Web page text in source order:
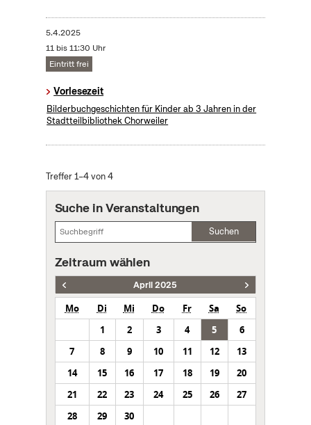
5.4.2025
11 bis 11:30 Uhr
Eintritt frei
Vorlesezeit
Bilderbuchgeschichten für Kinder ab 3 Jahren in der
Stadtteilbibliothek Chorweiler
Treffer 1–4 von 4
Suche in Veranstaltungen
Suchen
Zeitraum wählen
April 2025
Mo Di Mi Do Fr Sa
So
1
2 3 4 5
6
7
8 9 10 11 12
13
14
15 16 17 18 19
20
21
22 23 24 25 26
27
28
29 30